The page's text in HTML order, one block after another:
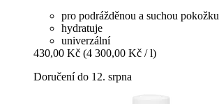
pro podrážděnou a suchou pokožku
hydratuje
univerzální
430,00 Kč (4 300,00 Kč / l)
Doručení do 12. srpna